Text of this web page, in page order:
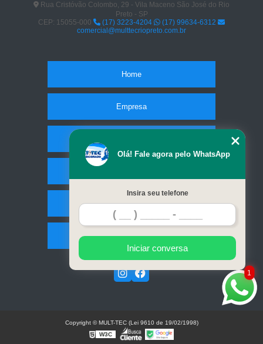
Rua Cristóvão Colombo, 29 - Vila Maceno São José do Rio
Preto - SP
CEP: 15055-000
(17) 3223-4204
(17) 99634-6312
comercial@multtecriopreto.com.br
Home
Empresa
Contato
Mapa do site
1
Olá! Fale agora pelo WhatsApp
Insira seu telefone
Iniciar conversa
Copyright © MULT-TEC (Lei 9610 de 19/02/1998)
W3C